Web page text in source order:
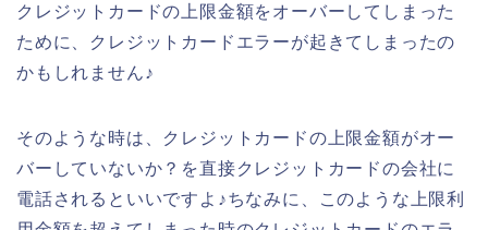
クレジットカードの上限金額をオーバーしてしまった
ために、クレジットカードエラーが起きてしまったの
かもしれません♪
そのような時は、クレジットカードの上限金額がオー
バーしていないか？を直接クレジットカードの会社に
電話されるといいですよ♪ちなみに、このような上限利